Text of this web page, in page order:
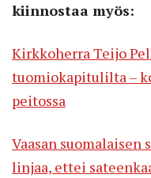
kiinnostaa myös:
Kirkkoherra Teijo
tuomiokapitulilta –
peitossa
Vaasan
linjaa, ettei